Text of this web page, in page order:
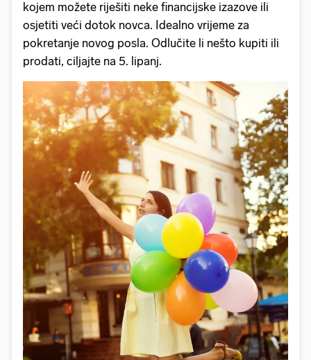
kojem možete riješiti neke financijske izazove ili
osjetiti veći dotok novca. Idealno vrijeme za
pokretanje novog posla. Odlučite li nešto kupiti ili
prodati, ciljajte na 5. lipanj.